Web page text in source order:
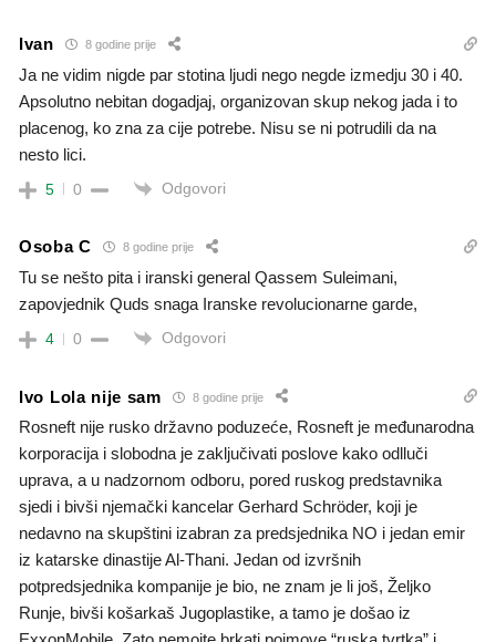
Ivan 8 godine prije
Ja ne vidim nigde par stotina ljudi nego negde izmedju 30 i 40.
Apsolutno nebitan dogadjaj, organizovan skup nekog jada i to
placenog, ko zna za cije potrebe. Nisu se ni potrudili da na
nesto lici.
5 0 Odgovori
Osoba C 8 godine prije
Tu se nešto pita i iranski general Qassem Suleimani,
zapovjednik Quds snaga Iranske revolucionarne garde,
4 0 Odgovori
Ivo Lola nije sam 8 godine prije
Rosneft nije rusko državno poduzeće, Rosneft je međunarodna
korporacija i slobodna je zaključivati poslove kako odlluči
uprava, a u nadzornom odboru, pored ruskog predstavnika
sjedi i bivši njemački kancelar Gerhard Schröder, koji je
nedavno na skupštini izabran za predsjednika NO i jedan emir
iz katarske dinastije Al-Thani. Jedan od izvršnih
potpredsjednika kompanije je bio, ne znam je li još, Željko
Runje, bivši košarkaš Jugoplastike, a tamo je došao iz